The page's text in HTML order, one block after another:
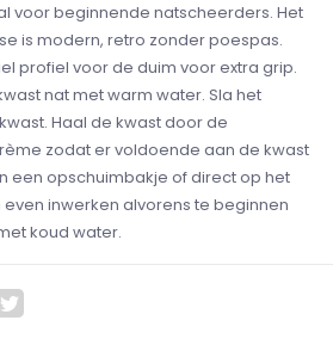
voor beginnende natscheerders. Het
is modern, retro zonder poespas.
profiel voor de duim voor extra grip.
nat met warm water. Sla het
Haal de kwast door de
zodat er voldoende aan de kwast
een opschuimbakje of direct op het
even inwerken alvorens te beginnen
koud water.